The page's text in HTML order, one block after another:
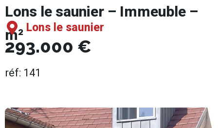
Lons le saunier – Immeuble –
m² Lons le saunier
réf: 141
293.000 €